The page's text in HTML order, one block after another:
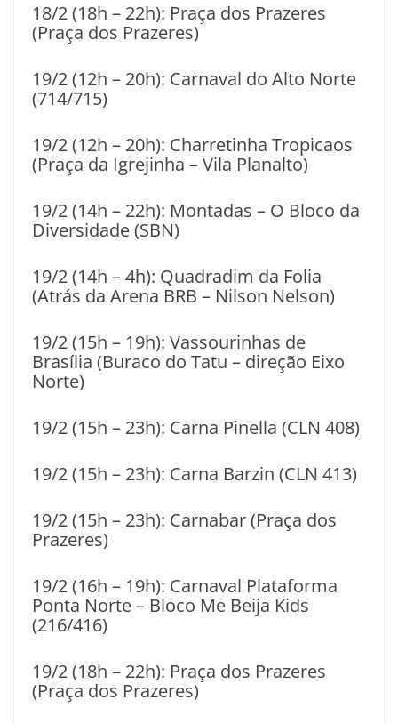
18/2 (18h – 22h): Praça dos Prazeres
(Praça dos Prazeres)
19/2 (12h – 20h): Carnaval do Alto Norte
(714/715)
19/2 (12h – 20h): Charretinha Tropicaos
(Praça da Igrejinha – Vila Planalto)
19/2 (14h – 22h): Montadas – O Bloco da
Diversidade (SBN)
19/2 (14h – 4h): Quadradim da Folia
(Atrás da Arena BRB – Nilson Nelson)
19/2 (15h – 19h): Vassourinhas de
Brasília (Buraco do Tatu – direção Eixo
Norte)
19/2 (15h – 23h): Carna Pinella (CLN 408)
19/2 (15h – 23h): Carna Barzin (CLN 413)
19/2 (15h – 23h): Carnabar (Praça dos
Prazeres)
19/2 (16h – 19h): Carnaval Plataforma
Ponta Norte – Bloco Me Beija Kids
(216/416)
19/2 (18h – 22h): Praça dos Prazeres
(Praça dos Prazeres)